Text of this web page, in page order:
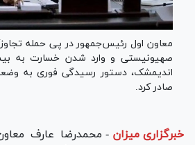
معاون اول رئیس‌جمهور در پی حمله
صهیونیستی و وارد شدن خسارت به
اندیمشک، دستور رسیدگی فوری به
صادر کرد.
خبرگزاری میزان - محمدرضا عارف